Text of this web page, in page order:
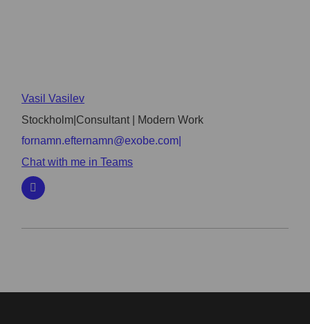
Vasil Vasilev
Stockholm Consultant | Modern Work
fornamn.efternamn@exobe.com
Chat with me in Teams